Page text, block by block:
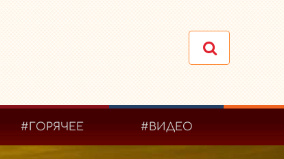
#ГОРЯЧЕЕ #ВИДЕО